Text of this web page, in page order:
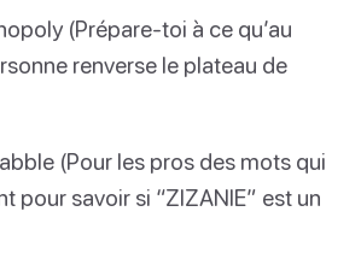
(Prépare-toi à ce qu’au
renverse le plateau de
(Pour les pros des mots qui
pour savoir si “ZIZANIE” est un